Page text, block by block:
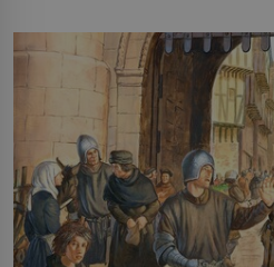
pře hned několik
Francie, kde se traduje,